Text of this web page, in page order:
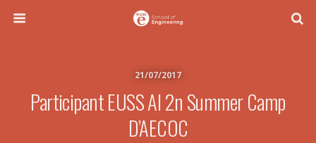
21/07/2017
Participant EUSS Al 2n Summer Camp
D’AECOC